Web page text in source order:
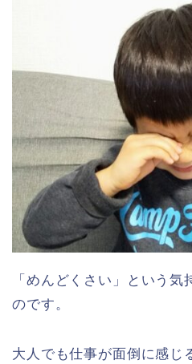
「めんどくさい」という
のです。
大人でも仕事が面倒に感じ